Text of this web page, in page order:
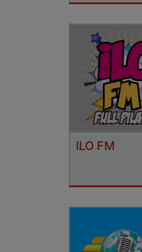
ILO FM